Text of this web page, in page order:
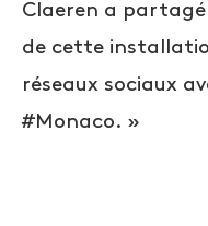
Claeren a partagé
de cette
réseaux sociaux
#Monaco. »